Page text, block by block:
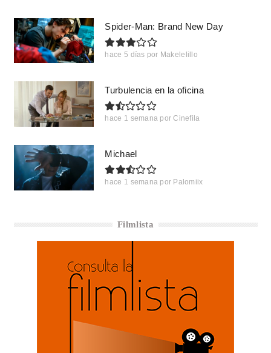
Spider-Man: Brand New Day
hace 5 días por Makelelillo
Turbulencia en la oficina
hace 1 semana por Cinefila
Michael
hace 1 semana por Palomiix
Filmlista